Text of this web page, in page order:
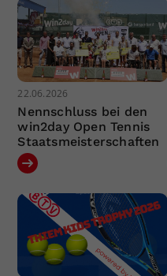
22.06.2026
Nennschluss bei den
win2day Open Tennis
Staatsmeisterschaften